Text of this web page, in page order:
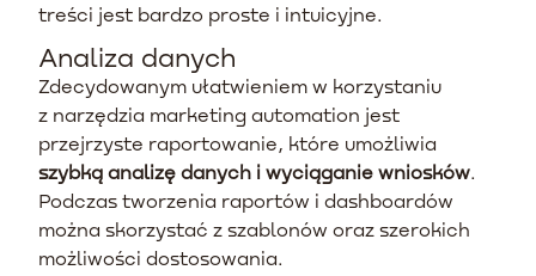
treści jest bardzo proste i intuicyjne.
Analiza danych
Zdecydowanym ułatwieniem w korzystaniu
z narzędzia marketing automation jest
przejrzyste raportowanie, które umożliwia
szybką analizę danych i wyciąganie wniosków.
Podczas tworzenia raportów i dashboardów
można skorzystać z szablonów oraz szerokich
możliwości dostosowania.